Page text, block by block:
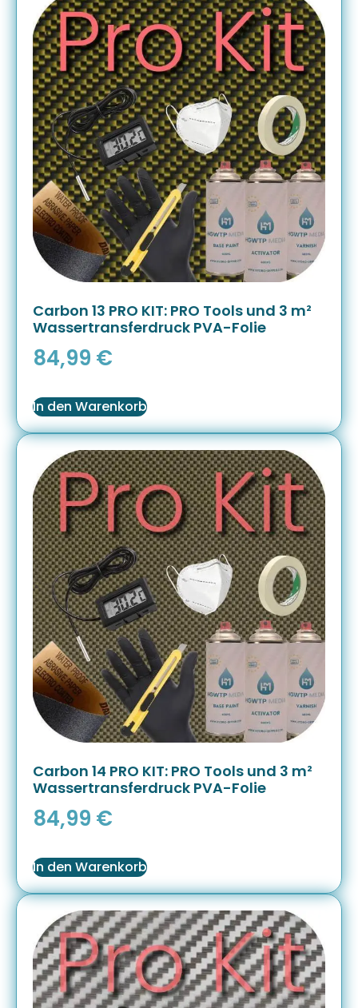
Carbon 13 PRO KIT: PRO Tools und 3 m²
Wassertransferdruck PVA-Folie
84,99 €
In den Warenkorb
Carbon 14 PRO KIT: PRO Tools und 3 m²
Wassertransferdruck PVA-Folie
84,99 €
In den Warenkorb